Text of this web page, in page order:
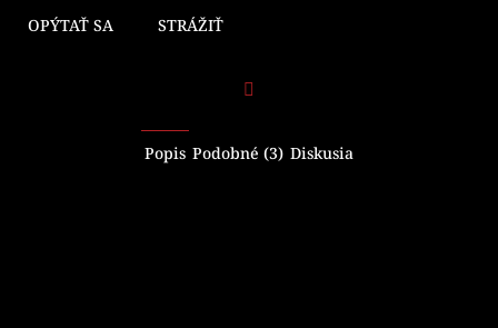
OPÝTAŤ SA STRÁŽIŤ
Popis Podobné (3) Diskusia